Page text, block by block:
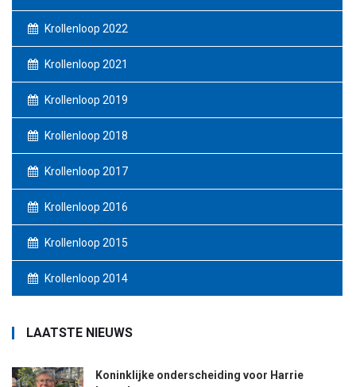
Krollenloop 2022
Krollenloop 2021
Krollenloop 2019
Krollenloop 2018
Krollenloop 2017
Krollenloop 2016
Krollenloop 2015
Krollenloop 2014
LAATSTE NIEUWS
Koninklijke onderscheiding voor Harrie